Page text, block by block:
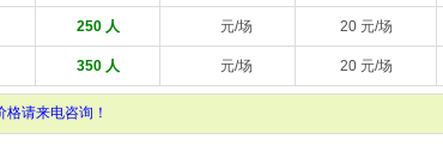
250 人 元/场 20 元/场
350 人 元/场 20 元/场
请来电咨询！